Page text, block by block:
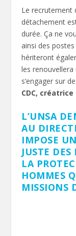
Le recrutement
détachement
durée. Ça ne
ainsi des
hériteront
les
s’engager sur
CDC,
L’UNSA
AU
IMPOSE
JUSTE
LA
HOMMES
MISSIONS